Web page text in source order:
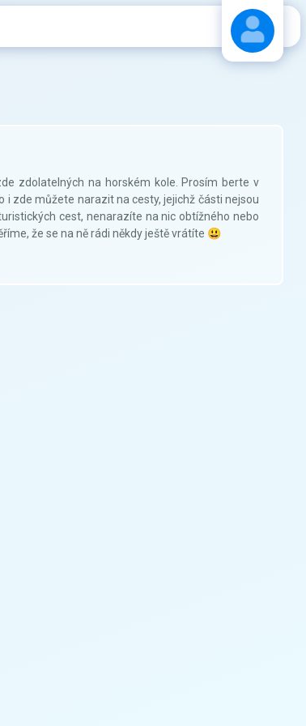
zdolatelných na horském kole. Prosím berte v
i zde můžete narazit na cesty, jejichž části nejsou
cest, nenarazíte na nic obtížného nebo
že se na ně rádi někdy ještě vrátíte 😃